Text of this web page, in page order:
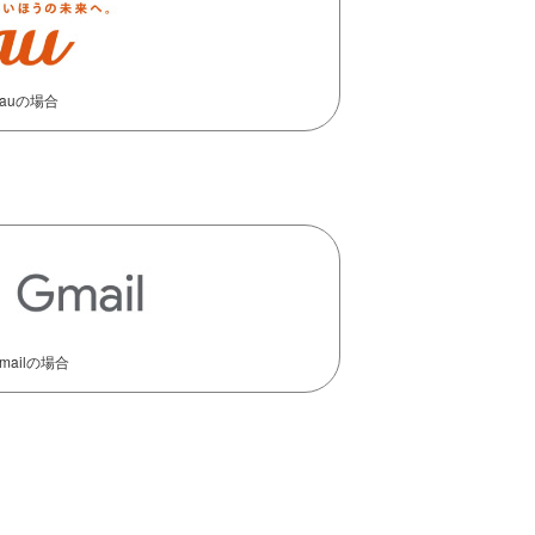
の場合
の場合